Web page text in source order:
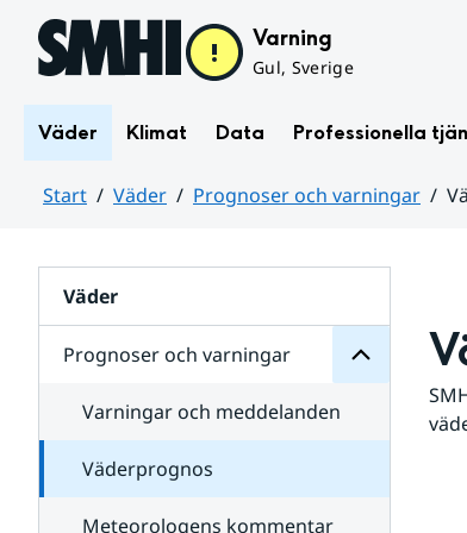
Hoppa till sidans innehåll Varning
Gul, Sverige
Väder Klimat Data Professionella
Start Väder Prognoser och varningar
Väder
Prognoser och varningar
för
varningar
Varningar och meddelanden
Väderprognos
Meteorologens kommentar